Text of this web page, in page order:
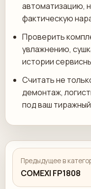
автоматизацию,
фактическую
Проверить
увлажнению,
истории
Считать не
демонтаж,
под ваш
Предыдущее в
COMEXI FP1808